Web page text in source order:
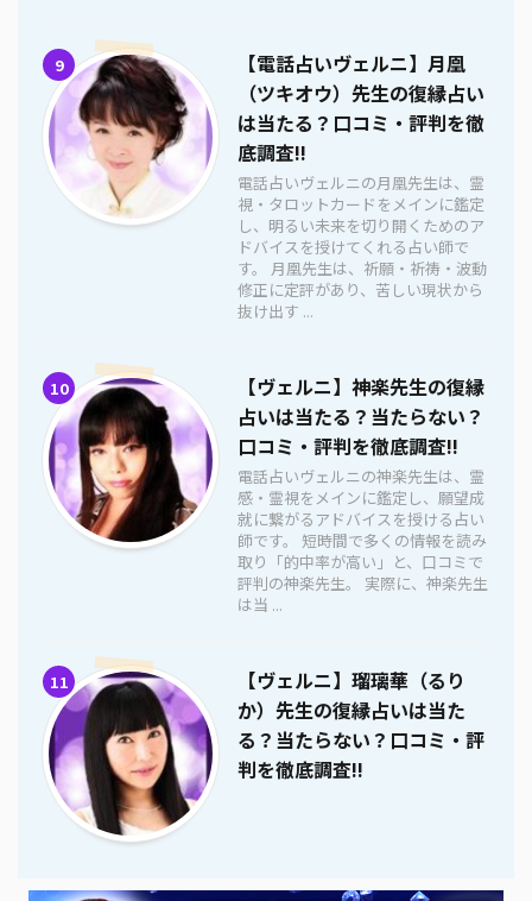
9
【電話占いヴェルニ】月凰
（ツキオウ）先生の復縁占い
は当たる？口コミ・評判を徹
底調査!!
電話占いヴェルニの月凰先生は、霊
視・タロットカードをメインに鑑定
し、明るい未来を切り開くためのア
ドバイスを授けてくれる占い師で
す。 月凰先生は、祈願・祈祷・波動
修正に定評があり、苦しい現状から
抜け出す ...
10
【ヴェルニ】神楽先生の復縁
占いは当たる？当たらない？
口コミ・評判を徹底調査!!
電話占いヴェルニの神楽先生は、霊
感・霊視をメインに鑑定し、願望成
就に繋がるアドバイスを授ける占い
師です。 短時間で多くの情報を読み
取り「的中率が高い」と、口コミで
評判の神楽先生。 実際に、神楽先生
は当 ...
11
【ヴェルニ】瑠璃華（るり
か）先生の復縁占いは当た
る？当たらない？口コミ・評
判を徹底調査!!